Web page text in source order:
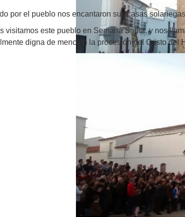
Iglesia de la Purísima
(Extremadura)
por el pueblo nos encantaron sus casas
visitamos este pueblo en Semana Santa, y nos
digna de mención la procesión del Cristo del